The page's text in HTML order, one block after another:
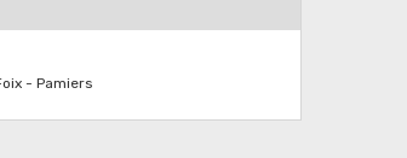
- Pamiers